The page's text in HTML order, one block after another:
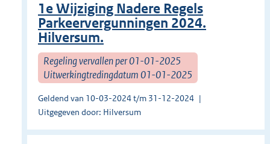
1e Wijziging Nadere Regels
Parkeervergunningen 2024.
Hilversum.
Regeling vervallen per 01-01-2025
Uitwerkingtredingdatum 01-01-2025
Geldend van 10-03-2024 t/m 31-12-2024
Uitgegeven door: Hilversum